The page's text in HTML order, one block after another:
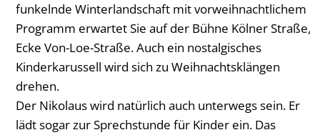
funkelnde Winterlandschaft mit vorweihnachtlichem
Programm erwartet Sie auf der Bühne Kölner Straße,
Ecke Von-Loe-Straße. Auch ein nostalgisches
Kinderkarussell wird sich zu Weihnachtsklängen
drehen.
Der Nikolaus wird natürlich auch unterwegs sein. Er
lädt sogar zur Sprechstunde für Kinder ein. Das